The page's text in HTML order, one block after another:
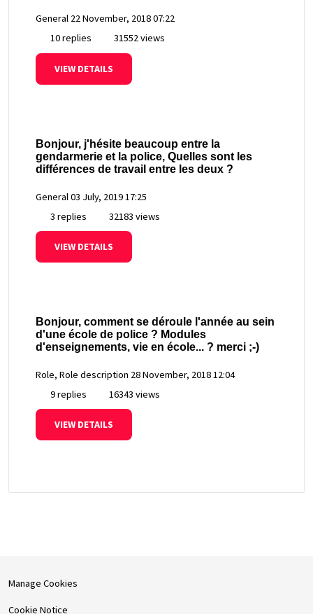
General 22 November, 2018 07:22
10 replies
31552 views
VIEW DETAILS
Bonjour, j'hésite beaucoup entre la
gendarmerie et la police, Quelles sont les
différences de travail entre les deux ?
General 03 July, 2019 17:25
3 replies
32183 views
VIEW DETAILS
Bonjour, comment se déroule l'année au sein
d'une école de police ? Modules
d'enseignements, vie en école... ? merci ;-)
Role, Role description 28 November, 2018 12:04
9 replies
16343 views
VIEW DETAILS
Manage Cookies
Cookie Notice